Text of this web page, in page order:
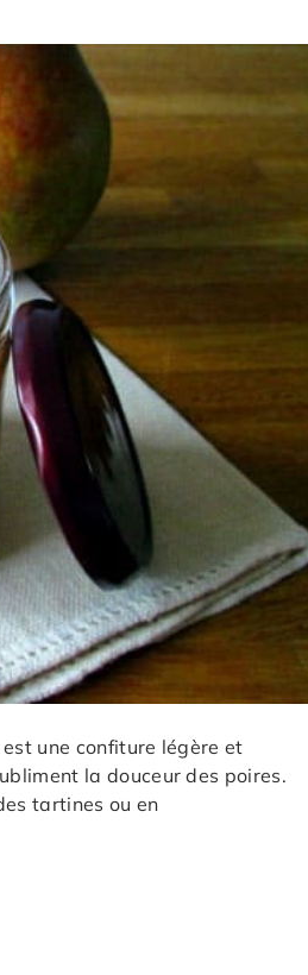
une confiture légère et
la douceur des poires.
tartines ou en